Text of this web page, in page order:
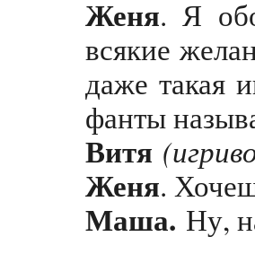
Женя. Я
всякие
даже такая
фанты
Витя
Женя.
Маша. Ну,